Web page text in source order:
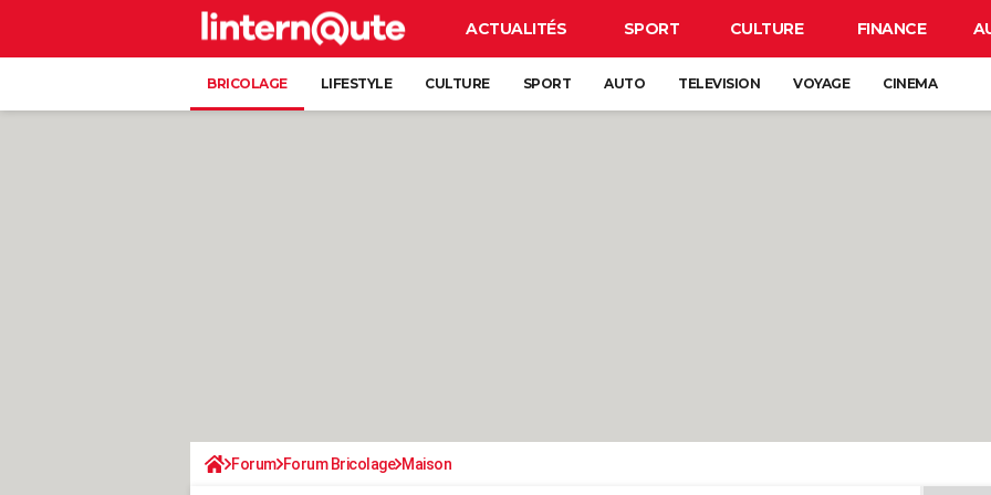
ACTUALITÉS SPORT CULTURE FINANCE
BRICOLAGE LIFESTYLE CULTURE SPORT AUTO TELEVISION VOYAGE CINEMA
Forum Forum Bricolage Maison